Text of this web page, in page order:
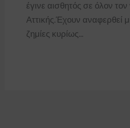
έγινε αισθητός σε όλον
Αττικής.Έχουν αναφερθεί
ζημίες κυρίως…